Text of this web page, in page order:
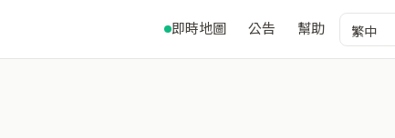
即時地圖 公告 幫助